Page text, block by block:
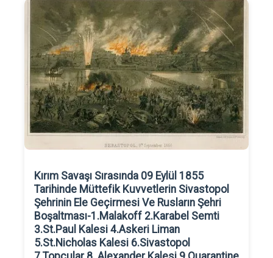
Kırım Savaşı Sırasında 09 Eylül 1855
Tarihinde Müttefik Kuvvetlerin Sivastopol
Şehrinin Ele Geçirmesi Ve Rusların Şehri
Boşaltması-1.Malakoff 2.Karabel Semti
3.St.Paul Kalesi 4.Askeri Liman
5.St.Nicholas Kalesi 6.Sivastopol